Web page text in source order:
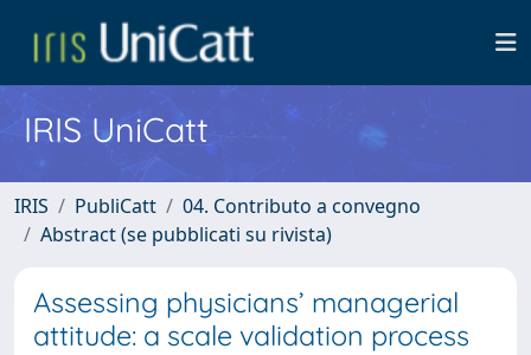
IRIS UniCatt
IRIS PubliCatt
04. Contributo a convegno
Abstract (se pubblicati su rivista)
Assessing physicians’ managerial
attitude: a scale validation process